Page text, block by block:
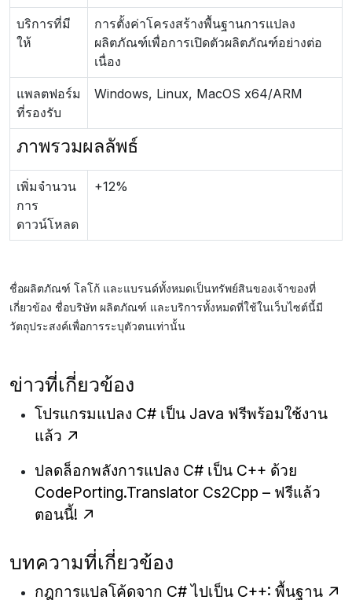
บริการที่มี
ให้
การตั้งค่าโครงสร้างพื้นฐานการแปลง
ผลิตภัณฑ์เพื่อการเปิดตัวผลิตภัณฑ์อย่างต่อ
เนื่อง
แพลตฟอร์ม
ที่รองรับ
Windows, Linux, MacOS x64/ARM
ภาพรวมผลลัพธ์
เพิ่มจำนวน
การ
ดาวน์โหลด
+12%
ชื่อผลิตภัณฑ์ โลโก้ และแบรนด์ทั้งหมดเป็นทรัพย์สินของเจ้าของที่
เกี่ยวข้อง ชื่อบริษัท ผลิตภัณฑ์ และบริการทั้งหมดที่ใช้ในเว็บไซต์นี้มี
วัตถุประสงค์เพื่อการระบุตัวตนเท่านั้น
ข่าวที่เกี่ยวข้อง
โปรแกรมแปลง C# เป็น Java ฟรีพร้อมใช้งาน
แล้ว
ปลดล็อกพลังการแปลง C# เป็น C++ ด้วย
CodePorting.Translator Cs2Cpp – ฟรีแล้ว
ตอนนี้!
บทความที่เกี่ยวข้อง
กฎการแปลโค้ดจาก C# ไปเป็น C++: พื้นฐาน